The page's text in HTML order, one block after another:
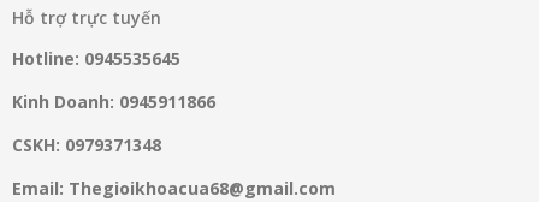
Hỗ trợ trực tuyến
Hotline: 0945535645
Kinh Doanh: 0945911866
CSKH: 0979371348
Email: Thegioikhoacua68@gmail.com